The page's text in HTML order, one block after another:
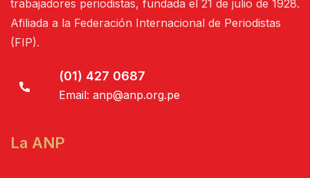
trabajadores periodistas, fundada el 21 de julio de 1928.
Afiliada a la Federación Internacional de Periodistas
(FIP).
(01) 427 0687
Email: anp@anp.org.pe
La ANP